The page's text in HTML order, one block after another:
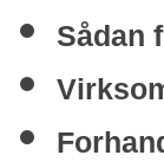
Sådan